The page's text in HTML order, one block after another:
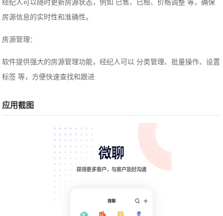
经纪人可以随时更新房源状态，例如 已售、已租、价格调整 等，确保
房源信息的实时性和准确性。
房源管理：
软件提供强大的房源管理功能，经纪人可以 分类管理、批量操作、设置
标签 等，方便快速查找和跟进
应用截图